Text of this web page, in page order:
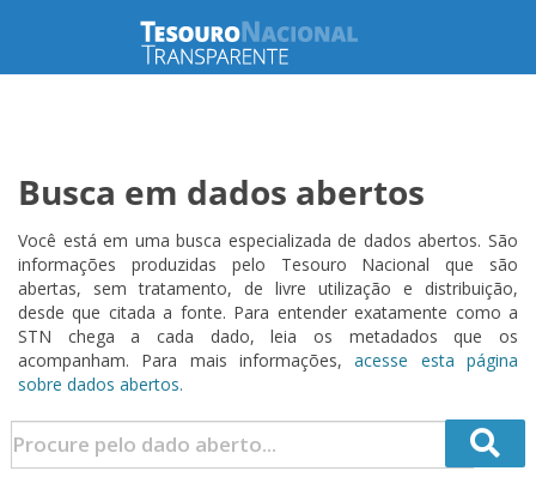
Busca em dados abertos
Você está em uma busca especializada de dados abertos. São
informações produzidas pelo Tesouro Nacional que são
abertas, sem tratamento, de livre utilização e distribuição,
desde que citada a fonte. Para entender exatamente como a
STN chega a cada dado, leia os metadados que os
acompanham. Para mais informações,acesse esta página
sobre dados abertos.